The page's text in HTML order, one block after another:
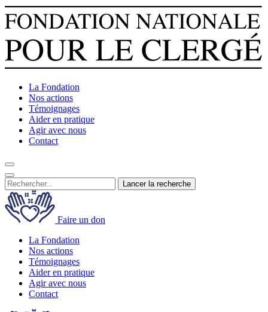
La Fondation
Nos actions
Témoignages
Aider en pratique
Agir avec nous
Contact
Lancer la recherche
Faire un don
La Fondation
Nos actions
Témoignages
Aider en pratique
Agir avec nous
Contact